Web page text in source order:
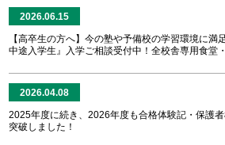
2026.06.15
【高卒生の方へ】今の塾や予備校の学習環境に満
中途入学生』入学ご相談受付中！全校舎専用食堂
2026.04.08
2025年度に続き、2026年度も合格体験記・保護
突破しました！